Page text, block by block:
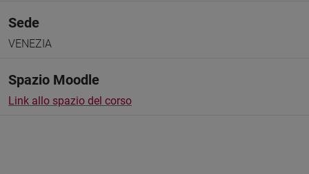
Sede
VENEZIA
Spazio Moodle
Link allo spazio del corso